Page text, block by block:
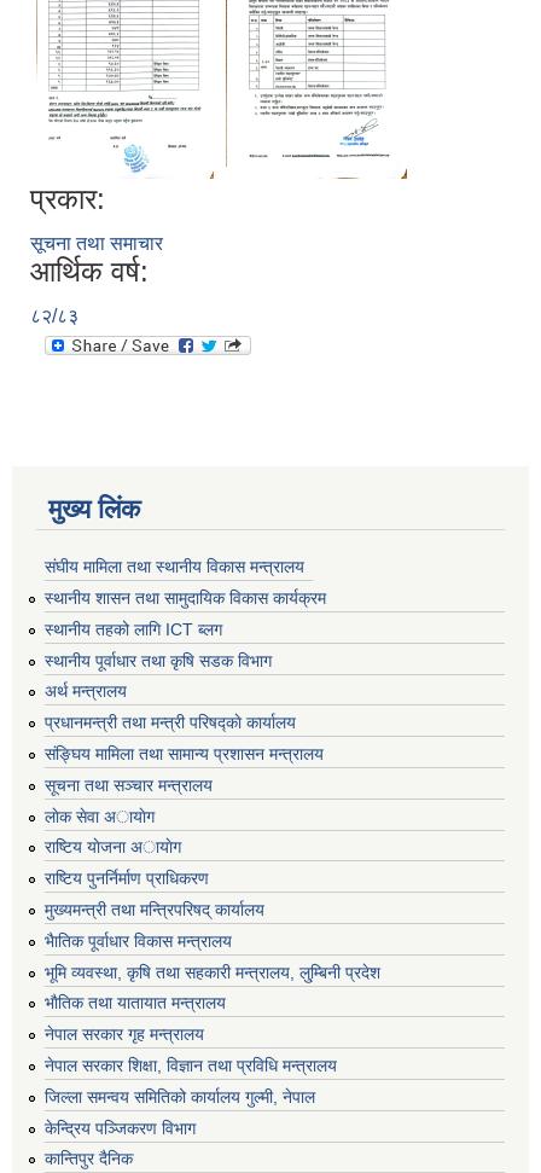
प्रकार:
सूचना तथा समाचार
आर्थिक वर्ष:
८२/८३
मुख्य लिंक
संघीय मामिला तथा स्थानीय विकास मन्त्रालय
स्थानीय शासन तथा सामुदायिक विकास कार्यक्रम
स्थानीय तहको लागि ICT ब्लग
स्थानीय पूर्वाधार तथा कृषि सडक विभाग
अर्थ मन्त्रालय
प्रधानमन्त्री तथा मन्त्री परिषद्काे कार्यालय
संङ्घिय मामिला तथा सामान्य प्रशासन मन्त्रालय
सूचना तथा सञ्चार मन्त्रालय
लाेक सेवा अायाेग
राष्टिय याेजना अायाेग
राष्टिय पुनर्निर्माण प्राधिकरण
मुख्यमन्त्री तथा मन्त्रिपरिषद् कार्यालय
भैातिक पूर्वाधार विकास मन्त्रालय
भूमि व्यवस्था, कृषि तथा सहकारी मन्त्रालय, लु्म्बिनी प्रदेश
भाैतिक तथा यातायात मन्त्रालय
नेपाल सरकार गृह मन्त्रालय
नेपाल सरकार शिक्षा, विज्ञान तथा प्रविधि मन्त्रालय
जिल्ला समन्वय समितिको कार्यालय गुल्मी, नेपाल
केन्द्रिय पञ्जिकरण विभाग
कान्तिपुर दैनिक